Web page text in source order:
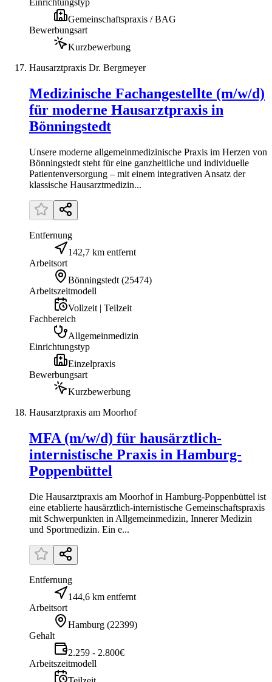
Gemeinschaftspraxis / BAG
Bewerbungsart
Kurzbewerbung
Hausarztpraxis Dr. Bergmeyer
Medizinische Fachangestellte (m/w/d)
für moderne Hausarztpraxis in
Bönningstedt
Unsere moderne allgemeinmedizinische Praxis im Herzen von
Bönningstedt steht für eine ganzheitliche und individuelle
Patientenversorgung – mit einem integrativen Ansatz der
klassische Hausarztmedizin...
Entfernung
142,7 km entfernt
Arbeitsort
Bönningstedt (25474)
Arbeitszeitmodell
Vollzeit | Teilzeit
Fachbereich
Allgemeinmedizin
Einrichtungstyp
Einzelpraxis
Bewerbungsart
Kurzbewerbung
Hausarztpraxis am Moorhof
MFA (m/w/d) für hausärztlich-
internistische Praxis in Hamburg-
Poppenbüttel
Die Hausarztpraxis am Moorhof in Hamburg-Poppenbüttel ist
eine etablierte hausärztlich-internistische Gemeinschaftspraxis
mit Schwerpunkten in Allgemeinmedizin, Innerer Medizin
und Sportmedizin. Ein e...
Entfernung
144,6 km entfernt
Arbeitsort
Hamburg (22399)
Gehalt
2.259 - 2.800€
Arbeitszeitmodell